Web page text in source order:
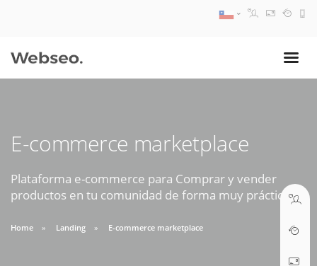
E-commerce marketplace
Plataforma e-commerce para Comprar y vender
productos en tu comunidad de forma muy práctica.
Home Landing E-commerce marketplace
09:30 AM A 18:30 PM
soporte@webseo.cl